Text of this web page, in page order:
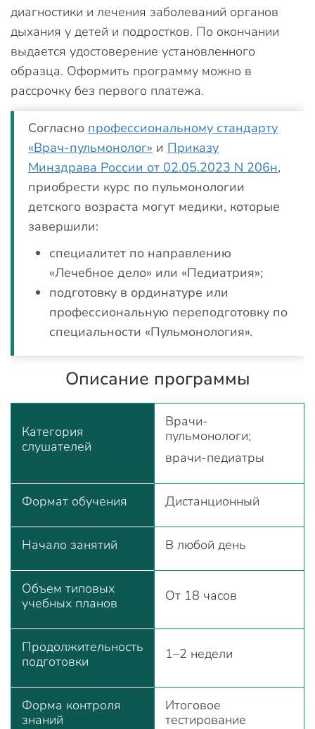
диагностики и лечения заболеваний органов
дыхания у детей и подростков. По окончании
выдается удостоверение установленного
образца. Оформить программу можно в
рассрочку без первого платежа.
Согласно профессиональному стандарту
«Врач-пульмонолог» и Приказу
Минздрава России от 02.05.2023 N 206н,
приобрести курс по пульмонологии
детского возраста могут медики, которые
завершили:
специалитет по направлению
«Лечебное дело» или «Педиатрия»;
подготовку в ординатуре или
профессиональную переподготовку по
специальности «Пульмонология».
Описание программы
Категория
слушателей
Врачи-
пульмонологи;
врачи-педиатры
Формат обучения Дистанционный
Начало занятий В любой день
Объем типовых
учебных планов
От 18 часов
Продолжительность
подготовки
1–2 недели
Форма контроля
знаний
Итоговое
тестирование